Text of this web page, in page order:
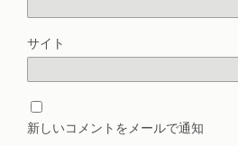
サイト
新しいコメントをメールで通知